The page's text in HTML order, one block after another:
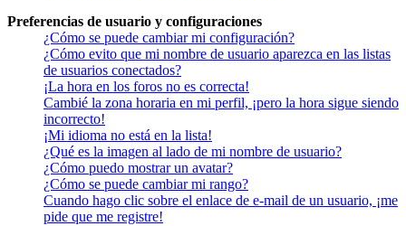
Preferencias de usuario y configuraciones
¿Cómo se puede cambiar mi configuración?
¿Cómo evito que mi nombre de usuario aparezca en las listas
de usuarios conectados?
¡La hora en los foros no es correcta!
Cambié la zona horaria en mi perfil, ¡pero la hora sigue siendo
incorrecto!
¡Mi idioma no está en la lista!
¿Qué es la imagen al lado de mi nombre de usuario?
¿Cómo puedo mostrar un avatar?
¿Cómo se puede cambiar mi rango?
Cuando hago clic sobre el enlace de e-mail de un usuario, ¡me
pide que me registre!